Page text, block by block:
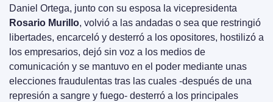
Rosario Murillo, volvió a las andadas o sea que restringió
libertades, encarceló y desterró a los opositores, hostilizó a
los empresarios, dejó sin voz a los medios de
comunicación y se mantuvo en el poder mediante unas
elecciones fraudulentas tras las cuales -después de una
represión a sangre y fuego- desterró a los principales